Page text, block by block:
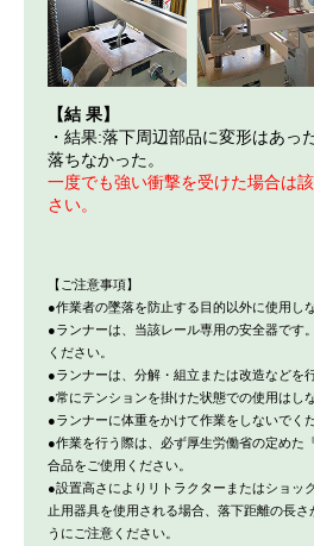
【結 果】
・結果:落下周辺部品に変形はあっ
落ちなかった。
一度でも強い衝撃を受けた場合は
さい。
【ご注意事項】
●作業者の墜落を防止する目的以外に使用し
●ランナーは、当該レール専用の安全器です
ください。
●ランナーは、分解・組立または改造などを
●常にテンションを掛けた状態での使用はし
●ランナーに体重をかけて作業をしないでくだ
●作業を行う際は、必ず厚生労働省の定めた
合品をご使用ください。
●設置高さによりリトラクターまたはショッ
止用器具を使用される場合、落下距離の長
うにご注意ください。